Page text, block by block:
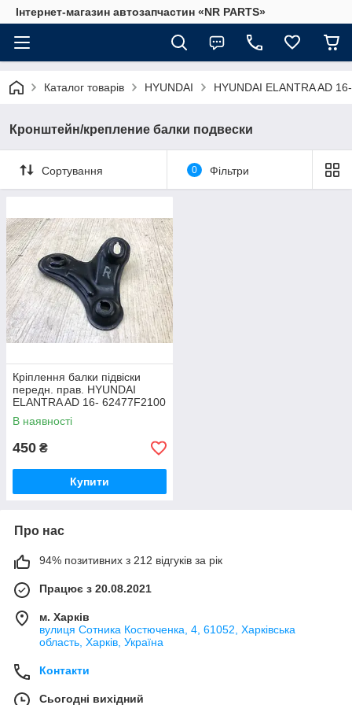
Інтернет-магазин автозапчастин «NR PARTS»
Каталог товарів HYUNDAI HYUNDAI ELANTRA AD 16-
Кронштейн/крепление балки подвески
Сортування 0 Фільтри
Кріплення балки підвіски
передн. прав. HYUNDAI
ELANTRA AD 16- 62477F2100
В наявності
450 ₴
Купити
Про нас
94% позитивних з 212 відгуків за рік
Працює з 20.08.2021
м. Харків
вулиця Сотника Костюченка, 4, 61052, Харківська
область, Харків, Україна
Контакти
Сьогодні вихідний